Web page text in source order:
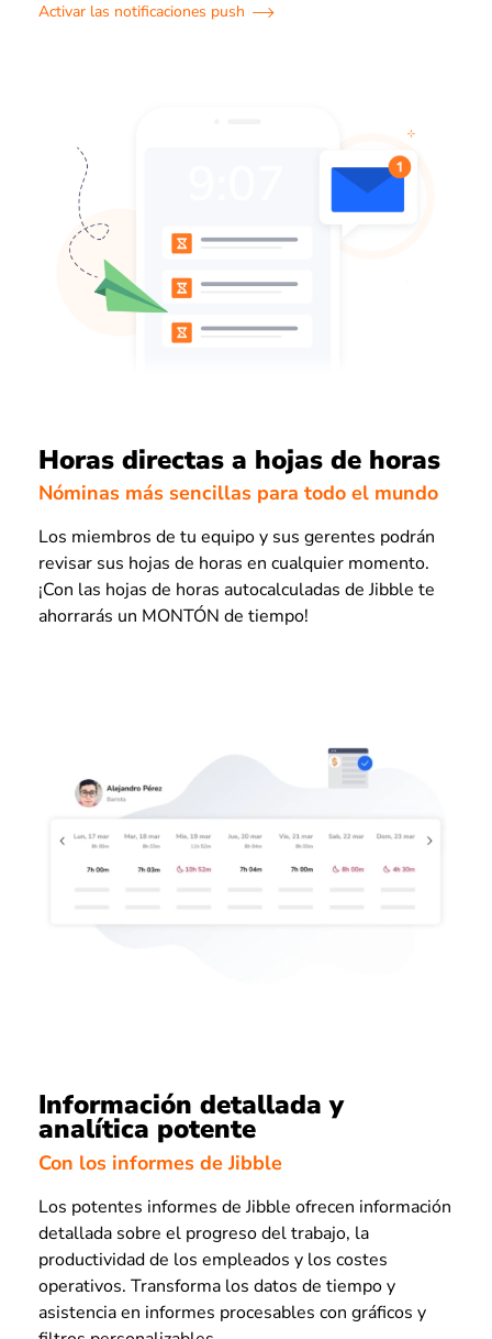
Activar las notificaciones push
Horas directas a hojas de horas
Nóminas más sencillas para todo el mundo
Los miembros de tu equipo y sus gerentes podrán
revisar sus hojas de horas en cualquier momento.
¡Con las hojas de horas autocalculadas de Jibble te
ahorrarás un MONTÓN de tiempo!
Información detallada y
analítica potente
Con los informes de Jibble
Los potentes informes de Jibble ofrecen información
detallada sobre el progreso del trabajo, la
productividad de los empleados y los costes
operativos. Transforma los datos de tiempo y
asistencia en informes procesables con gráficos y